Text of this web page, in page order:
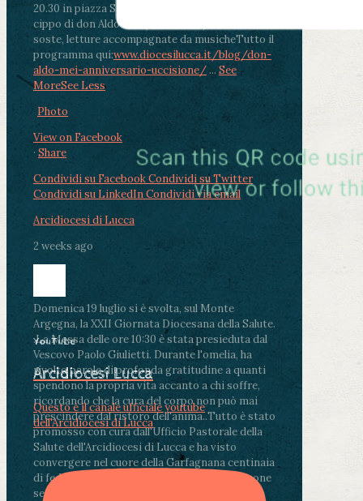
20.30 in piazza San Michele con conclusione al
cippo di don Aldo Mei (Porta Elisa). Durante le
soste, letture accompagnate da musicheTutto il
programma qui:www.diocesilucca.it/blog/don-
aldo-mei-anniversario-uccisione/ ... See
MoreSee Less
Photo
View on Facebook
· Share
Condividi su FacebookCondividi su Twitter
Condividi su LinkedInCondividi via email
Arcidiocesi di Lucca
2 weeks ago
Domenica 19 luglio si è svolta, sul Monte
Argegna, la XXII Giornata Diocesana della Salute.
.La Messa delle ore 10:30 è stata presieduta dal
Vescovo Paolo Giulietti. Durante l'omelia, ha
rivolto parole di profonda gratitudine a quanti
spendono la propria vita accanto a chi soffre,
ricordando che la cura del corpo non può mai
prescindere dal ristoro dell'anima..Tutto è stato
promosso con cura dall'Ufficio Pastorale della
Salute dell'Arcidiocesi di Lucca e ha visto
convergere nel cuore della Garfagnana centinaia
di fedeli, operatori sanitari, volontari e persone
segnate dalla malattia.
YouTube
Arcidiocesi Lucca
Questo è il canale ufficiale youtube
dell'Arcidiocesi di Lucca